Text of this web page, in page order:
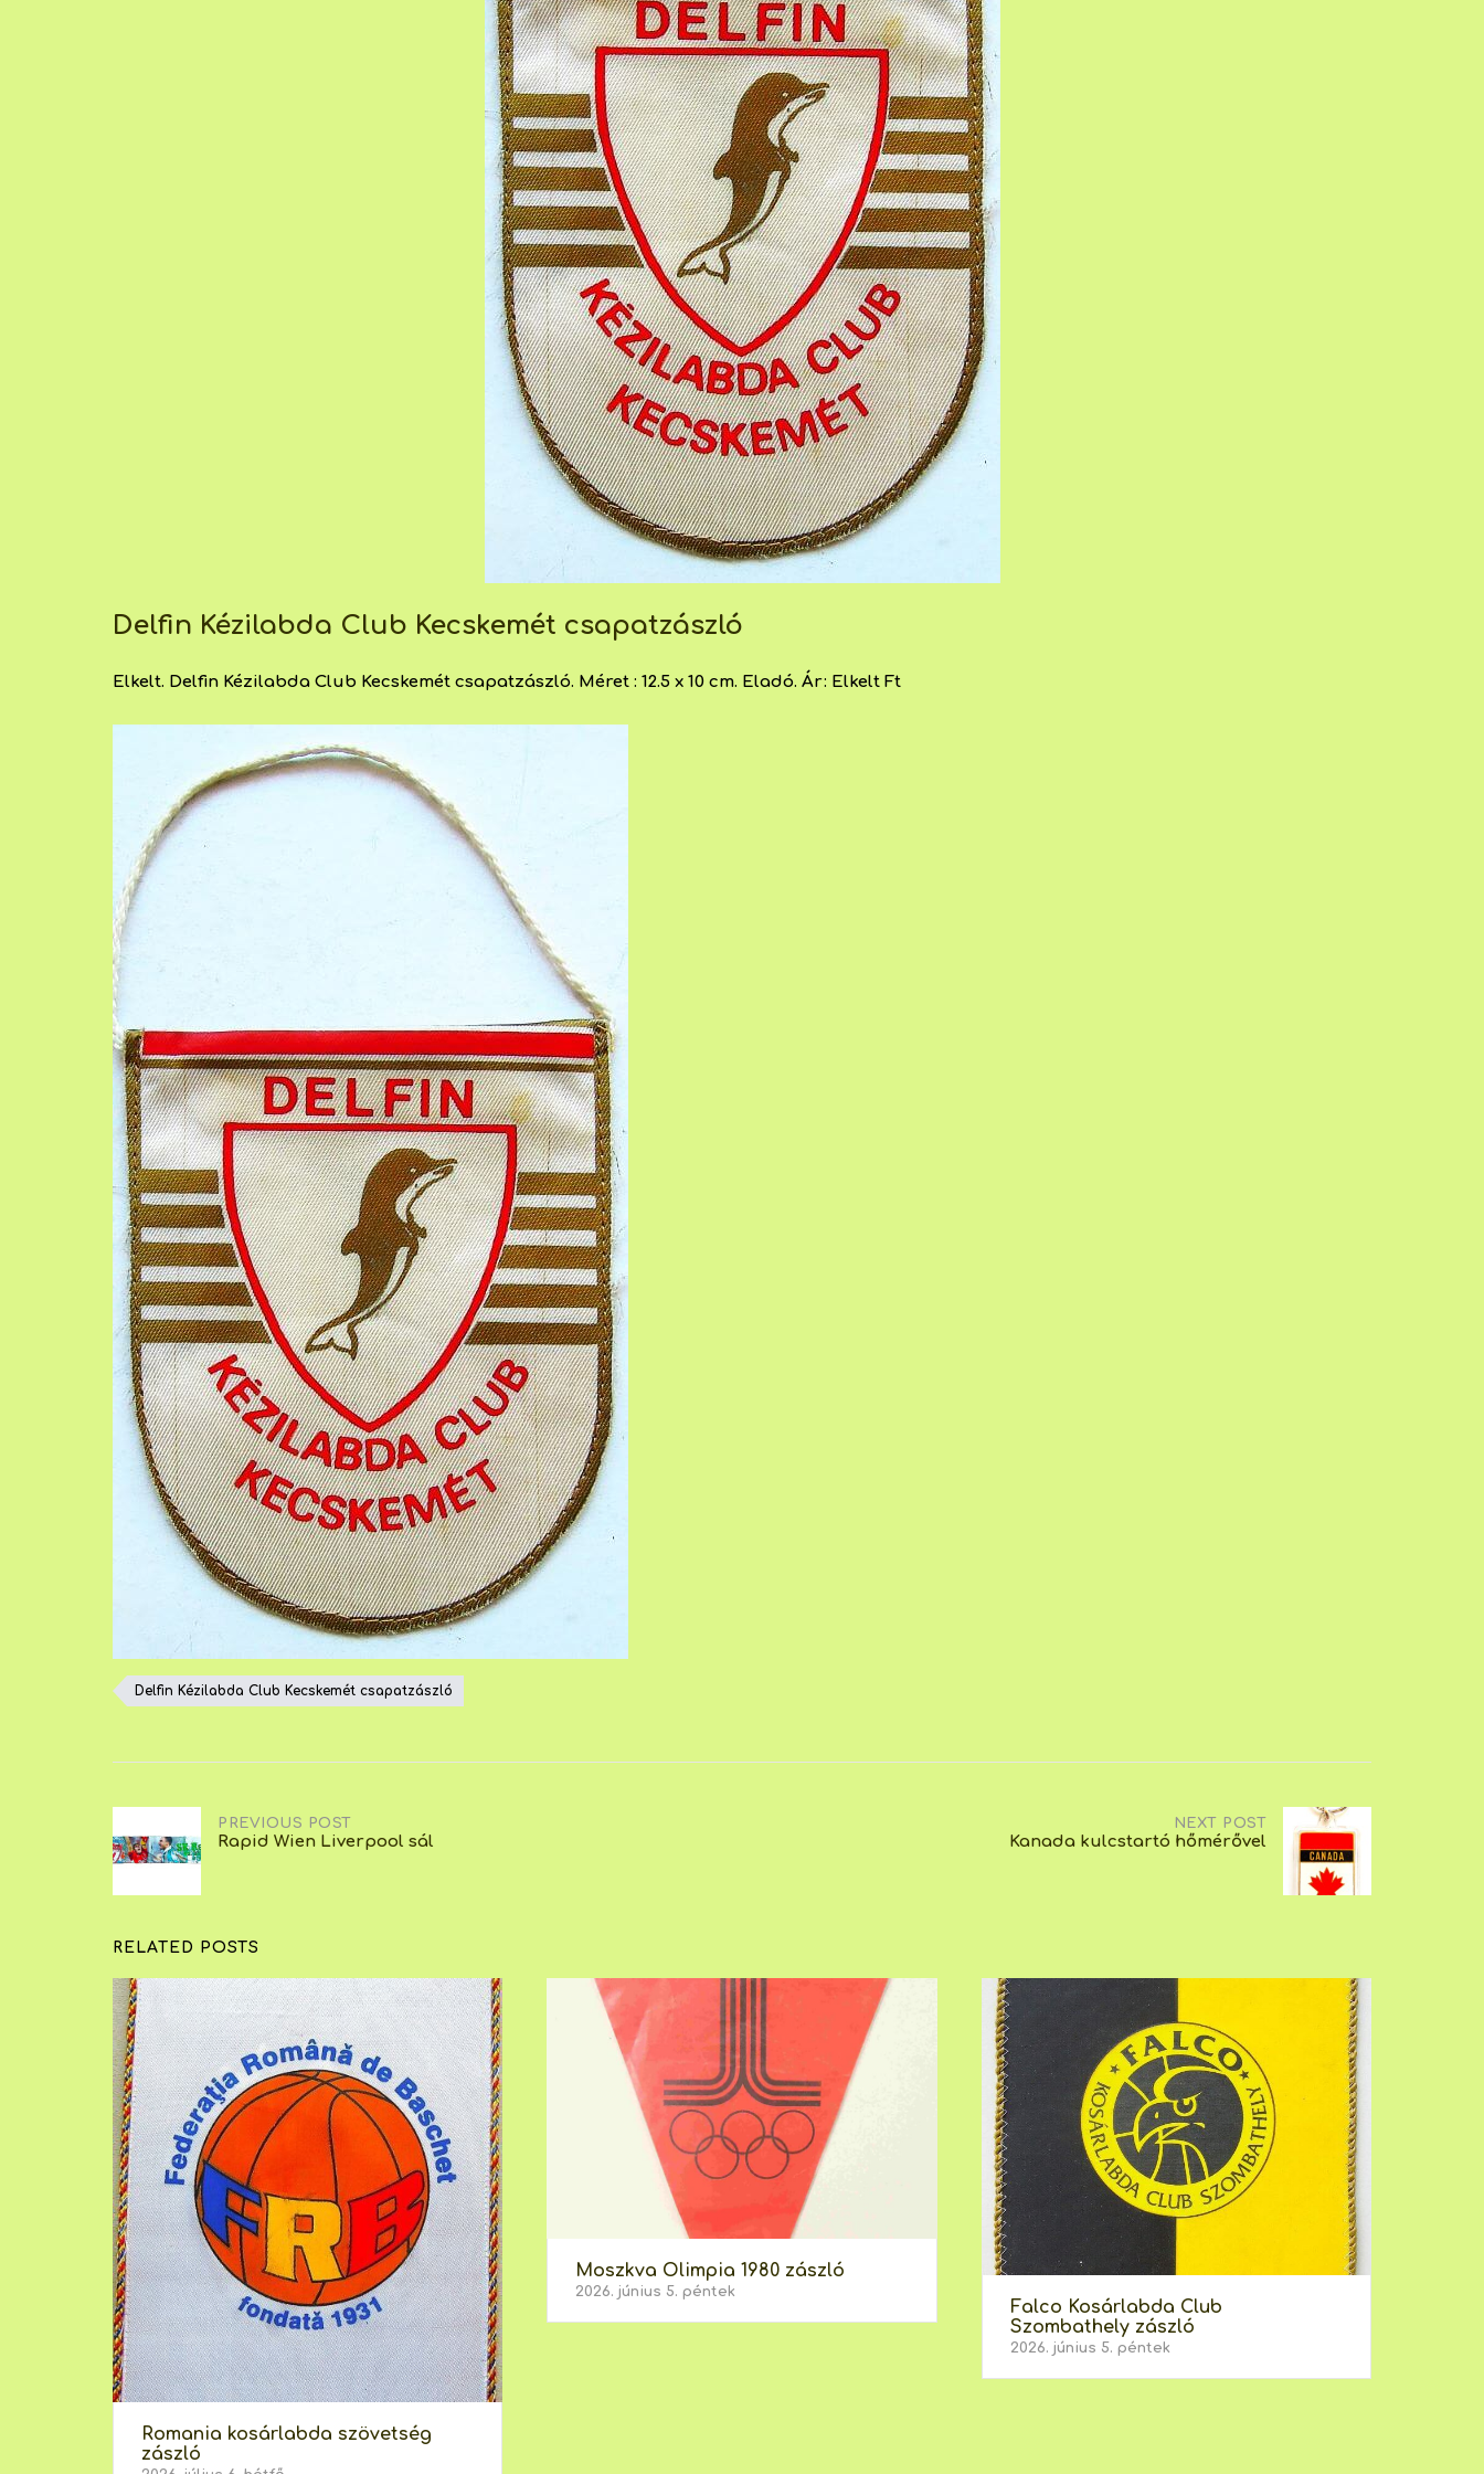
Delfin Kézilabda Club Kecskemét csapatzászló
Elkelt. Delfin Kézilabda Club Kecskemét csapatzászló. Méret : 12.5 x 10 cm. Eladó. Ár: Elkelt Ft
Delfin Kézilabda Club Kecskemét csapatzászló
Post
PREVIOUS POST
Rapid Wien Liverpool sál
NEXT POST
Kanada kulcstartó hőmérővel
RELATED POSTS
Romania kosárlabda szövetség
zászló
Moszkva Olimpia 1980 zászló
2026. június 5. péntek
Falco Kosárlabda Club
Szombathely zászló
2026. június 5. péntek